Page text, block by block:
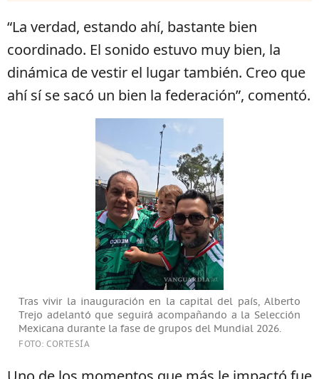
“La verdad, estando ahí, bastante bien
coordinado. El sonido estuvo muy bien, la
dinámica de vestir el lugar también. Creo que
ahí sí se sacó un bien la federación”, comentó.
Tras vivir la inauguración en la capital del país, Alberto
Trejo adelantó que seguirá acompañando a la Selección
Mexicana durante la fase de grupos del Mundial 2026.
FOTO: CORTESÍA